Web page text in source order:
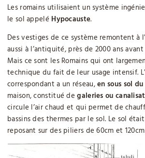
Les romains utilisaient un système
le sol appelé Hypocauste.
Des vestiges de ce système remontent à
aussi à l’antiquité, près de 2000 ans
Mais ce sont les Romains qui ont
technique du fait de leur usage intensif.
correspondant a un réseau,en sous sol
maison, constitué degaleries ou
circule l’air chaud et qui permet de
bassins des thermes par le sol. Le sol
reposant sur des piliers de 60cm et